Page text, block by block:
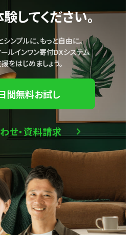
してください。
ンプルに、もっと自由に。
ルインワン寄付DXシステム
をはじめましょう。
間無料お試し
せ・資料請求